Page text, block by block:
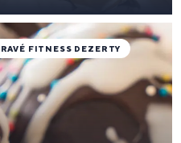
FITNESS DEZERTY